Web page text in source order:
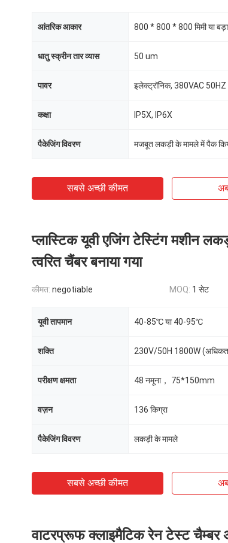
आंतरिक आकार 800 * 800 * 800 मिमी या
धातु स्क्रीन तार व्यास 50 um
पावर इलेक्ट्रॉनिक, 380VAC 50HZ
कक्षा IP5X, IP6X
पैकेजिंग विवरण मजबूत लकड़ी के मामले में पैक
सबसे अच्छी कीमत
प्लास्टिक यूवी एजिंग टेस्टिंग मशीन
त्वरित चैंबर बनाया गया
कीमत: negotiable MOQ: 1 सेट
यूवी तापमान 40-85℃ या 40-95℃
शक्ति 230V/50H 1800W
परीक्षण क्षमता 48 नमूना， 75*150mm
वज़न 136 किग्रा
पैकेजिंग विवरण लकड़ी के मामले
सबसे अच्छी कीमत
वाटरप्रूफ क्लाइमैटिक रेन टेस्ट चैम्बर